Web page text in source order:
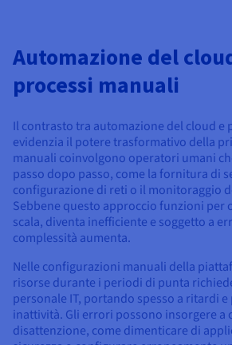
Automazione del
processi manuali
Il contrasto tra automazione del cloud e
evidenzia il potere trasformativo della
manuali coinvolgono operatori umani
passo dopo passo, come la fornitura di
configurazione di reti o il monitoraggio
Sebbene questo approccio funzioni per
scala, diventa inefficiente e soggetto a
complessità aumenta.
Nelle configurazioni manuali della
risorse durante i periodi di punta
personale IT, portando spesso a ritardi
inattività. Gli errori possono insorgere a
disattenzione, come dimenticare di